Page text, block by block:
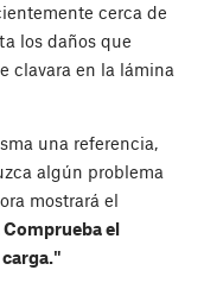
cerca de
los daños que
clavara en la lámina
una referencia,
algún problema
mostrará el
Comprueba el